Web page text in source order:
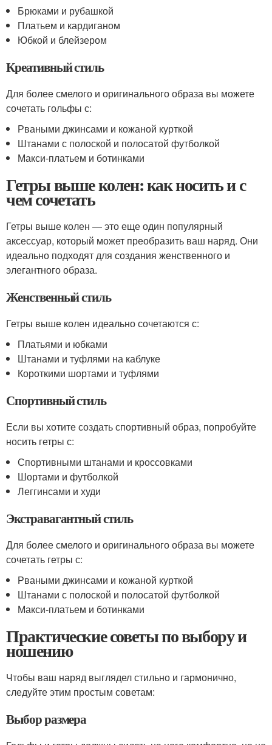
Брюками и рубашкой
Платьем и кардиганом
Юбкой и блейзером
Креативный стиль
Для более смелого и оригинального образа вы можете
сочетать гольфы с:
Рваными джинсами и кожаной курткой
Штанами с полоской и полосатой футболкой
Макси-платьем и ботинками
Гетры выше колен: как носить и с
чем сочетать
Гетры выше колен — это еще один популярный
аксессуар, который может преобразить ваш наряд. Они
идеально подходят для создания женственного и
элегантного образа.
Женственный стиль
Гетры выше колен идеально сочетаются с:
Платьями и юбками
Штанами и туфлями на каблуке
Короткими шортами и туфлями
Спортивный стиль
Если вы хотите создать спортивный образ, попробуйте
носить гетры с:
Спортивными штанами и кроссовками
Шортами и футболкой
Леггинсами и худи
Экстравагантный стиль
Для более смелого и оригинального образа вы можете
сочетать гетры с:
Рваными джинсами и кожаной курткой
Штанами с полоской и полосатой футболкой
Макси-платьем и ботинками
Практические советы по выбору и
ношению
Чтобы ваш наряд выглядел стильно и гармонично,
следуйте этим простым советам:
Выбор размера